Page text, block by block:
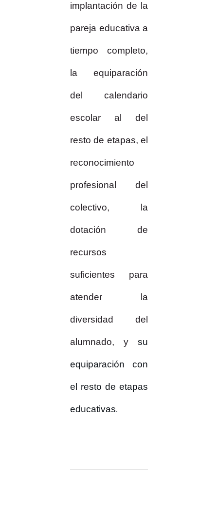
implantación de la
pareja educativa a
tiempo completo,
la equiparación
del calendario
escolar al del
resto de etapas, el
reconocimiento
profesional del
colectivo, la
dotación de
recursos
suficientes para
atender la
diversidad del
alumnado, y su
equiparación con
el resto de etapas
educativas.